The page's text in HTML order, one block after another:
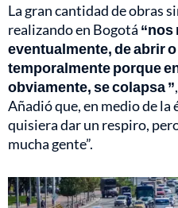
La gran cantidad de obras
realizando en Bogotá “nos
eventualmente, de abrir
temporalmente porque
obviamente, se colapsa ”
Añadió que, en medio de la
quisiera dar un respiro,
mucha gente”.